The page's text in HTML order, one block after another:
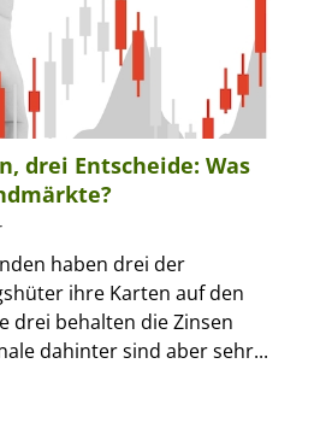
drei Entscheide: Was
haben drei der
ihre Karten auf den
drei behalten die Zinsen
dahinter sind aber sehr...